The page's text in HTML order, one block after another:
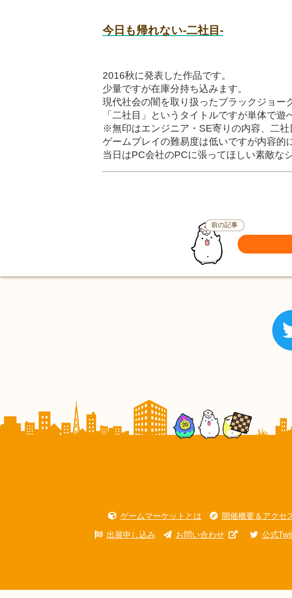
今日も帰れない-二社目-
2016秋に発表した作品です。
少量ですが在庫分持ち込みます。
現代社会の闇を取り扱ったブラックジョー
「二社目」というタイトルですが単体で遊
※無印はエンジニア・SE寄りの内容、二社
ゲームプレイの難易度は低いですが内容的
当日はPC会社のPCに張ってほしい素敵な
前の記事
ゲームマーケットとは 開催概要＆アクセ
出展申し込み お問い合わせ 公式